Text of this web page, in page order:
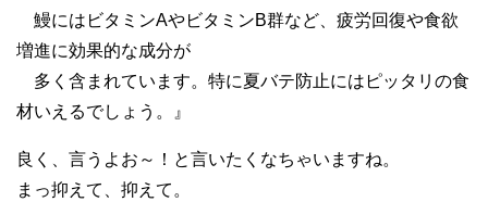
鰻にはビタミンAやビタミンB群など、疲労回復や食欲
増進に効果的な成分が
多く含まれています。特に夏バテ防止にはピッタリの食
材いえるでしょう。』
良く、言うよお～！と言いたくなちゃいますね。
まっ抑えて、抑えて。